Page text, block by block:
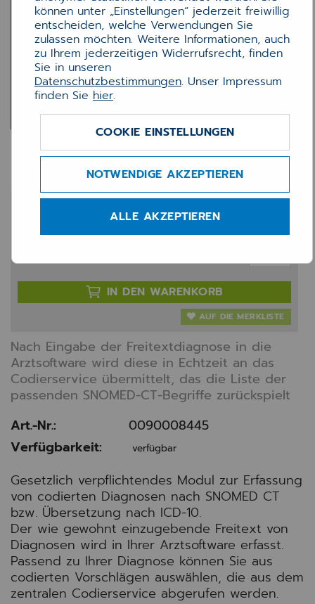
PCPO Diagnosencodierung
1.291,67 €
IN DEN WARENKORB
AUF DIE MERKLISTE
Nach Eingabe der Freitextdiagnose in die
Arztsoftware wird diese in Echtzeit an das
Codierservice übermittelt, das die Liste der
passenden SNOMED-CT-Begriffe zurückspielt
Art.-Nr.:
0090008445
Verfügbarkeit:
verfügbar
Gesetzlich verpflichtendes Modul zur Erfassung
von codierten Diagnosen nach SNOMED CT
bzw. Übersetzung nach ICD-10.
Der wie gewohnt einzugebende Freitext von
Diagnosen wird in Ihrer Arztsoftware erfasst.
Passend zu Ihrer Diagnose können Sie aus
codierten Vorschlägen auswählen, die aus dem
zentralen Codierservice abgerufen werden.
können unter „Einstellungen“ jederzeit freiwillig
entscheiden, welche Verwendungen Sie
zulassen möchten. Weitere Informationen, auch
zu Ihrem jederzeitigen Widerrufsrecht, finden
Sie in unseren
Datenschutzbestimmungen. Unser Impressum
finden Sie hier.
COOKIE EINSTELLUNGEN
NOTWENDIGE AKZEPTIEREN
ALLE AKZEPTIEREN